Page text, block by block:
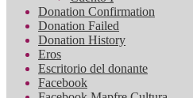
Donation Confirmation
Donation Failed
Donation History
Eros
Escritorio del donante
Facebook